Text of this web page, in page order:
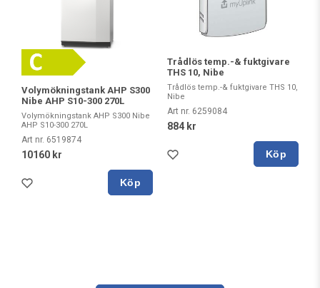
Volymökningstank AHP S300
Nibe AHP S10-300 270L
Volymökningstank AHP S300 Nibe
AHP S10-300 270L
Art nr. 6519874
10160 kr
Köp
Trådlös temp.-& fuktgivare
THS 10, Nibe
Trådlös temp.-& fuktgivare THS 10,
Nibe
Art nr. 6259084
884 kr
Köp